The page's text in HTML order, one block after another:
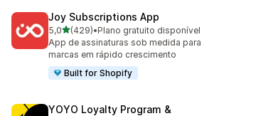
Joy Subscriptions App
5,0de 5 estrelas
(429)
429 avaliações ao todo
•Plano gratuito disponível
App de assinaturas sob medida para
marcas em rápido crescimento
Built for Shopify
YOYO Loyalty Program &